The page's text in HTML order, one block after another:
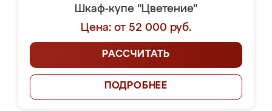
Шкаф-купе "Цветение"
Цена: от 52 000 руб.
РАССЧИТАТЬ
ПОДРОБНЕЕ